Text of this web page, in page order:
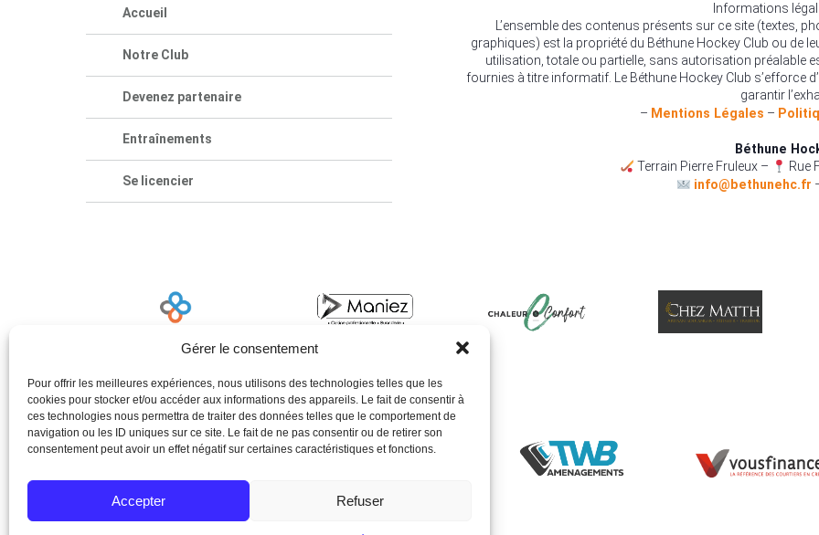
Gérer le consentement
Pour offrir les meilleures expériences, nous utilisons des technologies telles que les
cookies pour stocker et/ou accéder aux informations des appareils. Le fait de consentir à
ces technologies nous permettra de traiter des données telles que le comportement de
navigation ou les ID uniques sur ce site. Le fait de ne pas consentir ou de retirer son
consentement peut avoir un effet négatif sur certaines caractéristiques et fonctions.
Accepter Refuser
Accueil
Notre Club
Devenez partenaire
Entraînements
Se licencier
Informations
L’ensemble des contenus présents sur ce site (textes,
graphiques) est la propriété du Béthune Hockey Club ou
utilisation, totale ou partielle, sans autorisation préalable
fournies à titre informatif. Le Béthune Hockey Club s’efforce
garantir
– Mentions Légales –
Béthune
Terrain Pierre Fruleux –
Rue
info@bethunehc.fr